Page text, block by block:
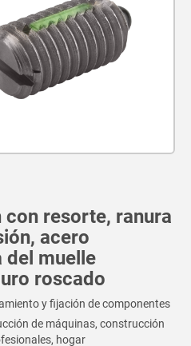
con resorte, ranura
acero
del muelle
roscado
y fijación de componentes
de máquinas, construcción
hogar